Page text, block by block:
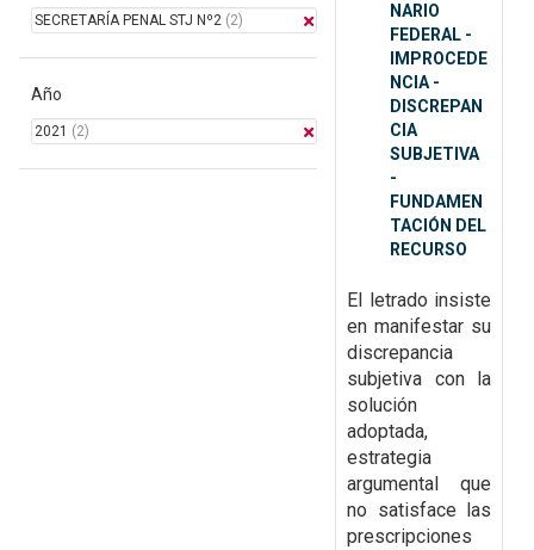
SECRETARÍA PENAL STJ Nº2 (2)
Año
2021 (2)
NARIO
FEDERAL -
IMPROCEDE
NCIA -
DISCREPAN
CIA
SUBJETIVA
-
FUNDAMEN
TACIÓN DEL
RECURSO
El letrado insiste
en manifestar su
discrepancia
subjetiva con la
solución
adoptada,
estrategia
argumental que
no satisface las
prescripciones